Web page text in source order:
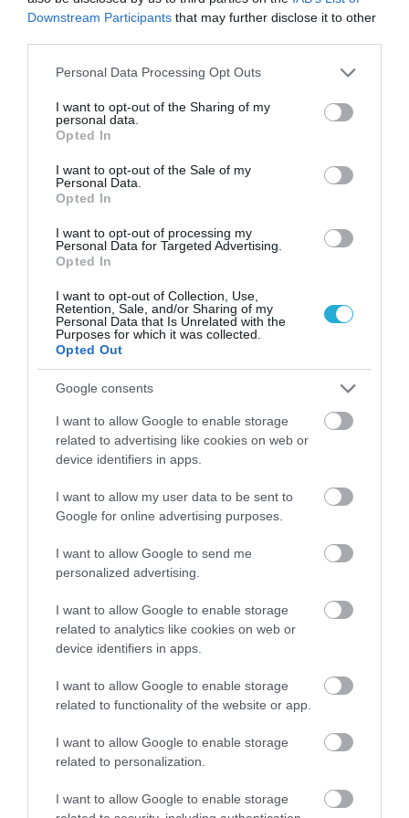
Downstream Participants that may further disclose it to other
Please note that this website/app uses one or more Google
not limited to your visit or usage behaviour. You may click to
grant or deny consent to Google and its third-party tags to
use your data for below specified purposes in below Google
consent section.
Personal Data Processing Opt Outs
I want to opt-out of the Sharing of my
personal data.
Opted In
I want to opt-out of the Sale of my
Personal Data.
Opted In
I want to opt-out of processing my
Personal Data for Targeted Advertising.
Opted In
I want to opt-out of Collection, Use,
Retention, Sale, and/or Sharing of my
Personal Data that Is Unrelated with the
Purposes for which it was collected.
Opted Out
Google consents
I want to allow Google to enable storage
related to advertising like cookies on web or
device identifiers in apps.
I want to allow my user data to be sent to
Google for online advertising purposes.
I want to allow Google to send me
personalized advertising.
I want to allow Google to enable storage
related to analytics like cookies on web or
device identifiers in apps.
I want to allow Google to enable storage
related to functionality of the website or app.
I want to allow Google to enable storage
related to personalization.
I want to allow Google to enable storage
11.03.2026 18:01
Οι ειδικοί μίλησαν: Η Θεσσαλονίκη στο
single γυναίκες – Ποιοι οι λόγοι
07.03.2026 17:33
Anne Hathaway: Η personal trainer της
ηθοποιού αποκαλύπτει το μυστικό πίσω
από την καλλίγραμμη σιλουέτα της (vid)
NEXT DAY 40+: Το συμλήρωμα ευζωίας που
αλλάζει την επόμενη μέρα σου – Ξανά